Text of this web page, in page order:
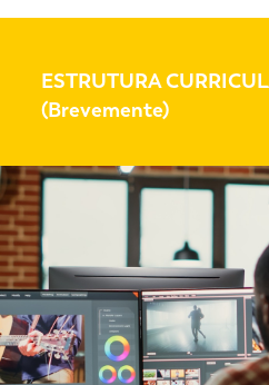
ESTRUTURA
(Brevemente)